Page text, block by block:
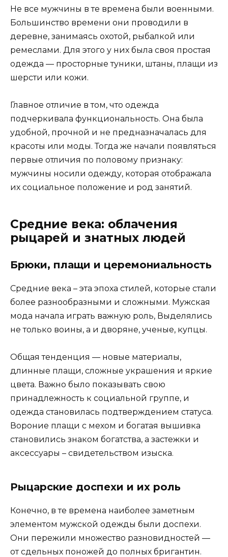
Не все мужчины в те времена были военными.
Большинство времени они проводили в
деревне, занимаясь охотой, рыбалкой или
ремеслами. Для этого у них была своя простая
одежда — просторные туники, штаны, плащи из
шерсти или кожи.
Главное отличие в том, что одежда
подчеркивала функциональность. Она была
удобной, прочной и не предназначалась для
красоты или моды. Тогда же начали появляться
первые отличия по половому признаку:
мужчины носили одежду, которая отображала
их социальное положение и род занятий.
Средние века: облачения
рыцарей и знатных людей
Брюки, плащи и церемониальность
Средние века – эта эпоха стилей, которые стали
более разнообразными и сложными. Мужская
мода начала играть важную роль, Выделялись
не только воины, а и дворяне, ученые, купцы.
Общая тенденция — новые материалы,
длинные плащи, сложные украшения и яркие
цвета. Важно было показывать свою
принадлежность к социальной группе, и
одежда становилась подтверждением статуса.
Вороние плащи с мехом и богатая вышивка
становились знаком богатства, а застежки и
аксессуары – свидетельством изыска.
Рыцарские доспехи и их роль
Конечно, в те времена наиболее заметным
элементом мужской одежды были доспехи.
Они пережили множество разновидностей —
от сдельных поножей до полных бригантин.